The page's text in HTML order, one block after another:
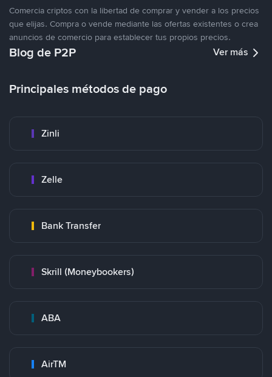
Comercia criptos con la libertad de comprar y vender a los precios
que elijas. Compra o vende mediante las ofertas existentes o crea
anuncios de comercio para establecer tus propios precios.
Blog de P2P Ver más
Principales métodos de pago
Zinli
Zelle
Bank Transfer
Skrill (Moneybookers)
ABA
AirTM